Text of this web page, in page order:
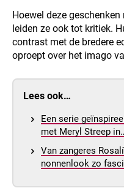
Hoewel deze
leiden ze ook tot kritiek.
contrast met de bredere
oproept over het imago
Lees ook…
Een serie
met Meryl Streep
Van zangeres
nonnenlook zo